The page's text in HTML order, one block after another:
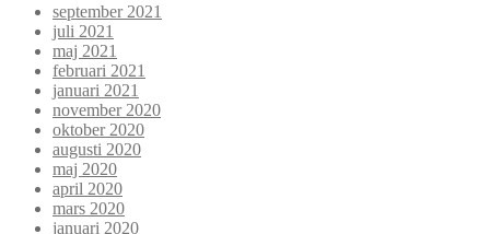
september 2021
juli 2021
maj 2021
februari 2021
januari 2021
november 2020
oktober 2020
augusti 2020
maj 2020
april 2020
mars 2020
januari 2020